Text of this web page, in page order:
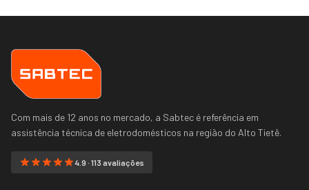
Com mais de 12 anos no mercado, a Sabtec é referência em
assistência técnica de eletrodomésticos na região do Alto Tietê.
4.9 · 113 avaliações